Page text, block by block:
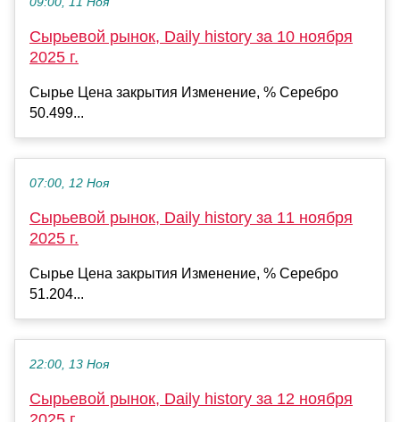
Сырьевой рынок, Daily history за 10 ноября
2025 г.
Сырье Цена закрытия Изменение, % Серебро
50.499...
07:00, 12 Ноя
Сырьевой рынок, Daily history за 11 ноября
2025 г.
Сырье Цена закрытия Изменение, % Серебро
51.204...
22:00, 13 Ноя
Сырьевой рынок, Daily history за 12 ноября